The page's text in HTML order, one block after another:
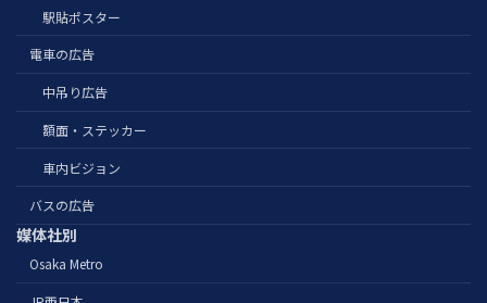
駅貼ポスター
電車の広告
中吊り広告
額面・ステッカー
車内ビジョン
バスの広告
媒体社別
Osaka Metro